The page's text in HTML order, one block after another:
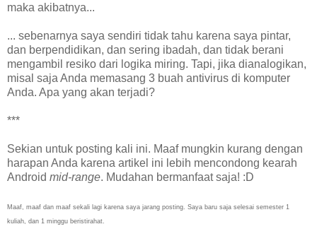
maka akibatnya...
... sebenarnya saya sendiri tidak tahu karena saya pintar,
dan berpendidikan, dan sering ibadah, dan tidak berani
mengambil resiko dari logika miring. Tapi, jika dianalogikan,
misal saja Anda memasang 3 buah antivirus di komputer
Anda. Apa yang akan terjadi?
***
Sekian untuk posting kali ini. Maaf mungkin kurang dengan
harapan Anda karena artikel ini lebih mencondong kearah
Android mid-range. Mudahan bermanfaat saja! :D
Maaf, maaf dan maaf sekali lagi karena saya jarang posting. Saya baru saja selesai semester 1
kuliah, dan 1 minggu beristirahat.